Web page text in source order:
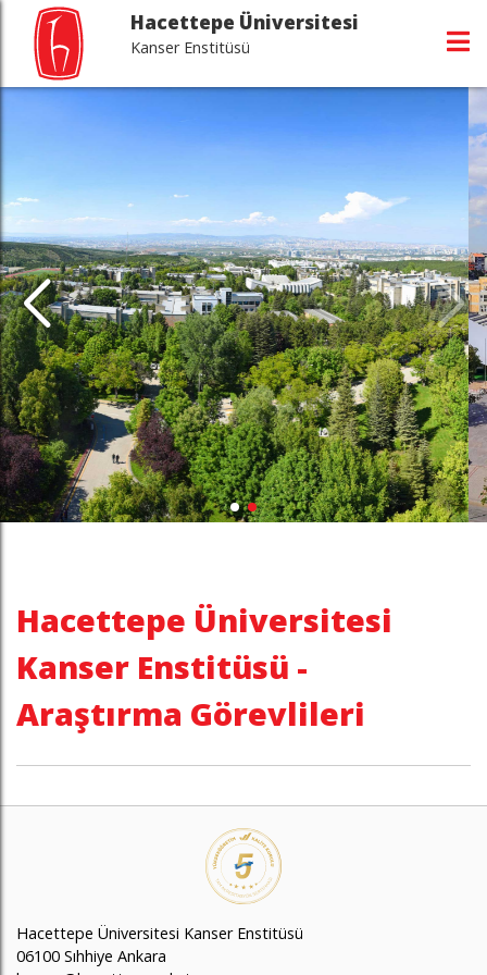
Hacettepe Üniversitesi
Kanser Enstitüsü
Hacettepe Üniversitesi
Kanser Enstitüsü -
Araştırma Görevlileri
Hacettepe Üniversitesi Kanser Enstitüsü
06100 Sıhhiye Ankara